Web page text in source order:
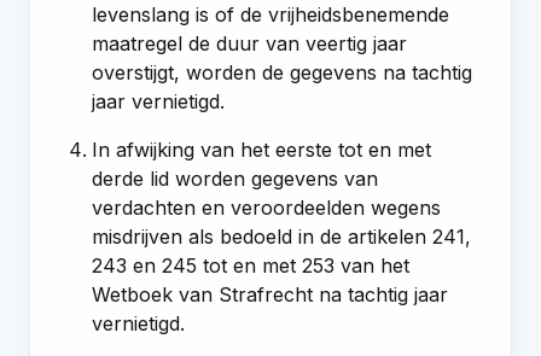
levenslang is of de vrijheidsbenemende
maatregel de duur van veertig jaar
overstijgt, worden de gegevens na tachtig
jaar vernietigd.
In afwijking van het eerste tot en met
derde lid worden gegevens van
verdachten en veroordeelden wegens
misdrijven als bedoeld in deartikelen 241,
243 en245 tot en met 253 van het
Wetboek van Strafrecht na tachtig jaar
vernietigd.